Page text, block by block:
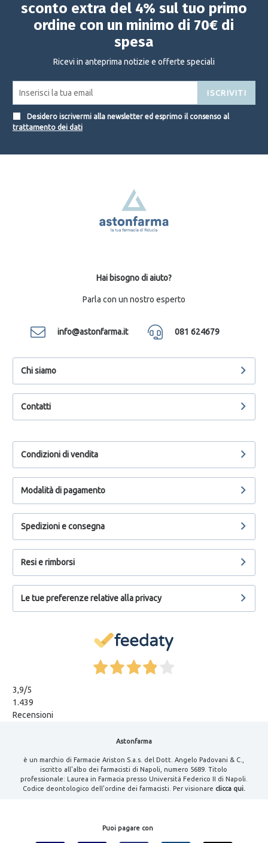
sconto extra del 4% sul tuo primo
ordine con un minimo di 70€ di
spesa
Ricevi in anteprima notizie e offerte speciali
ISCRIVITI
Desidero iscrivermi alla newsletter ed esprimo il consenso al
trattamento dei dati
Hai bisogno di aiuto?
Parla con un nostro esperto
info@astonfarma.it 081 624679
Chi siamo
Contatti
Condizioni di vendita
Modalità di pagamento
Spedizioni e consegna
Resi e rimborsi
Le tue preferenze relative alla privacy
3,9/5
1.439
Recensioni
Astonfarma
è un marchio di Farmacie Ariston S.a.s. del Dott. Angelo Padovani & C.,
iscritto all'albo dei farmacisti di Napoli, numero 5689. Titolo
professionale: Laurea in Farmacia presso Università Federico II di Napoli.
Codice deontologico dell'ordine dei farmacisti. Per visionare clicca qui.
Puoi pagare con